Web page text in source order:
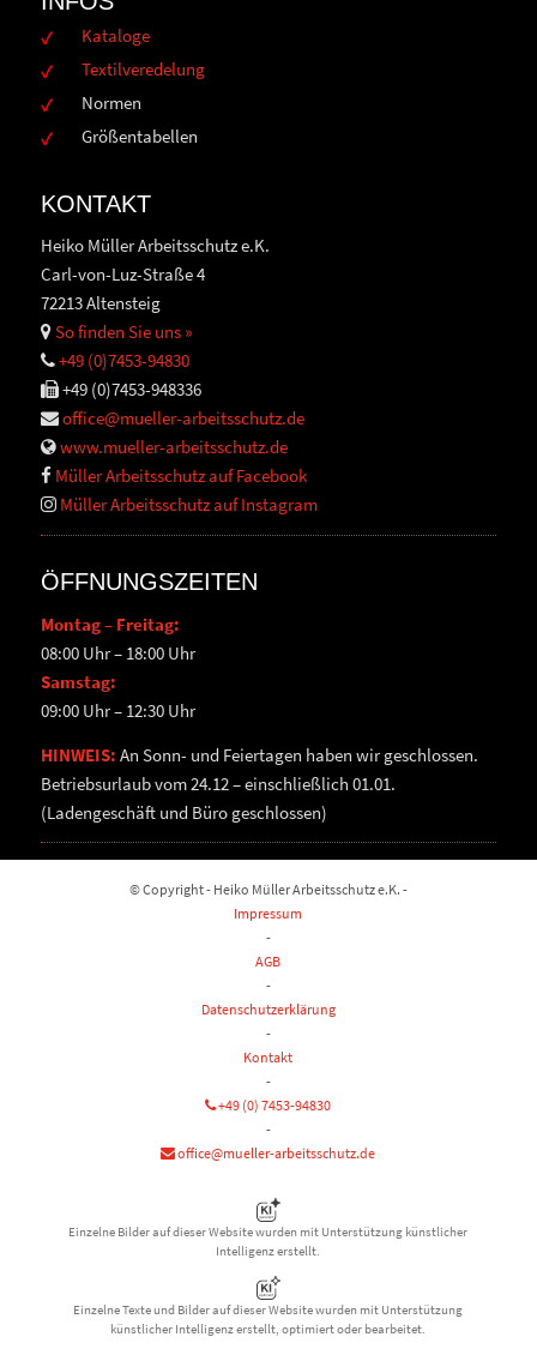
Kataloge
Textilveredelung
Normen
Größentabellen
KONTAKT
Heiko Müller Arbeitsschutz e.K.
Carl-von-Luz-Straße 4
72213 Altensteig
So finden Sie uns »
+49 (0)7453-94830
+49 (0)7453-948336
office@mueller-arbeitsschutz.de
www.mueller-arbeitsschutz.de
Müller Arbeitsschutz auf Facebook
Müller Arbeitsschutz auf Instagram
ÖFFNUNGSZEITEN
Montag – Freitag:
08:00 Uhr – 18:00 Uhr
Samstag:
09:00 Uhr – 12:30 Uhr
HINWEIS: An Sonn- und Feiertagen haben wir geschlossen.
Betriebsurlaub vom 24.12 – einschließlich 01.01.
(Ladengeschäft und Büro geschlossen)
© Copyright - Heiko Müller Arbeitsschutz e.K. -
Impressum
-
AGB
-
Datenschutzerklärung
-
Kontakt
-
+49 (0) 7453-94830
-
office@mueller-arbeitsschutz.de
Einzelne Bilder auf dieser Website wurden mit Unterstützung künstlicher
Intelligenz erstellt.
Einzelne Texte und Bilder auf dieser Website wurden mit Unterstützung
künstlicher Intelligenz erstellt, optimiert oder bearbeitet.